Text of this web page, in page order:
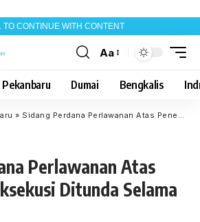
TO CONTINUE WITH CONTENT
Font
Aa
Pekanbaru Dumai Bengkalis
» Sidang Perdana Perlawanan Atas Penetapan Eksekusi Ditunda Selama 2 Minggu
Perlawanan Atas
Ditunda Selama